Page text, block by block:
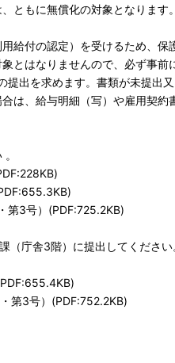
ともに無償化の対象となります。
給付の認定）を受けるため、保
とはなりませんので、必ず事前
出を求めます。書類が未提出
、給与明細（写）や雇用契約
第3号）(PDF:725.2KB)
庁舎3階）に提出してください
第3号）(PDF:752.2KB)